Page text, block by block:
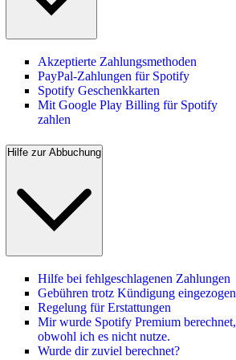
Akzeptierte Zahlungsmethoden
PayPal-Zahlungen für Spotify
Spotify Geschenkkarten
Mit Google Play Billing für Spotify
zahlen
Hilfe zur Abbuchung
Hilfe bei fehlgeschlagenen Zahlungen
Gebühren trotz Kündigung eingezogen
Regelung für Erstattungen
Mir wurde Spotify Premium berechnet,
obwohl ich es nicht nutze.
Wurde dir zuviel berechnet?